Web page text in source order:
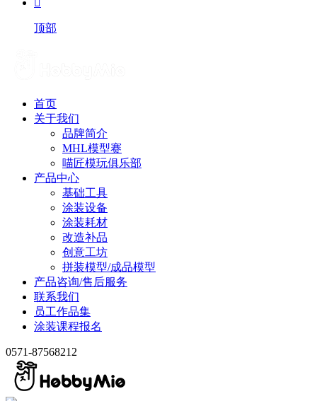
顶部
首页
关于我们
品牌简介
MHL模型赛
喵匠模玩俱乐部
产品中心
基础工具
涂装设备
涂装耗材
改造补品
创意工坊
拼装模型/成品模型
产品咨询/售后服务
联系我们
员工作品集
涂装课程报名
0571-87568212